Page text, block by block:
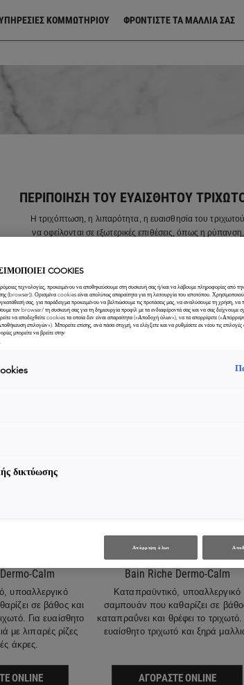
ΚΟΜΜΩΤΗΡΙΟΥ ΦΡΟΝΤΊΣΤΕ ΤΑ ΜΑΛΛΙΆ ΣΑΣ
ΠΕΡΙΠΟΊΗΣΗ ΤΟΥ ΕΥΑΊΣΘΗΤΟΥ
Η τριχόπτωση, η λιπαρότητα, η ευαισθησία του
να οφείλονται σε εξωτερικές επιθέσεις, όπως η
Calm
υποαλλεργικό
σε βάθος και
Για ευαίσθητο
με λιπαρές ρίζες
άκρες.
ONLINE
ΤΗ...
Bain Riche Dermo-Calm
Καταπραϋντικό, υποαλλεργικό
σαμπουάν που καθαρίζει σε
καταπραΰνει και θρέφει το τριχωτό.
ευαίσθητο τριχωτό και ξηρά
ΑΓΟΡΆΣΤΕ ONLINE
COOKIES
τεχνολογίες, προκειμένου να αποθηκεύσουμε στη συσκευή σας ή/και να λάβουμε πληροφορίες από
(browser)). Ορισμένα cookies είναι απολύτως απαραίτητα για τη λειτουργία του ιστοτόπου.
σας, για παράδειγμα προκειμένου να βελτιώσουμε τις προτάσεις μας, να αναλύσουμε τη χρήση,
τον browser/ τη συσκευή σας για τη δημιουργία προφίλ με τα ενδιαφέροντά σας και να σας δείχνουμε
να αποδεχθείτε cookies τα οποία δεν είναι απαραίτητα («Αποδοχή όλων»), να τα απορρίψετε
επιλογών»). Μπορείτε επίσης, ανά πάσα στιγμή, να ελέγξετε και να ρυθμίσετε εκ νέου τις
μπορείτε να βρείτε στην
δικτύωσης
Απόρριψη όλων